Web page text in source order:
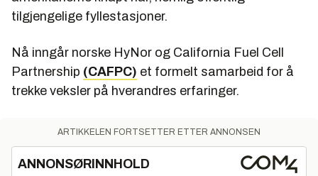
tilgjengelige fyllestasjoner.
Nå inngår norske HyNor og California Fuel Cell
Partnership (CAFPC) et formelt samarbeid for å
trekke veksler på hverandres erfaringer.
ARTIKKELEN FORTSETTER ETTER ANNONSEN
ANNONSØRINNHOLD